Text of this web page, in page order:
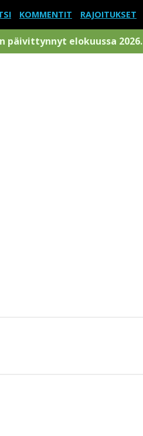
KOMMENTIT RAJOITUKSET
päivittynnyt elokuussa 2026.